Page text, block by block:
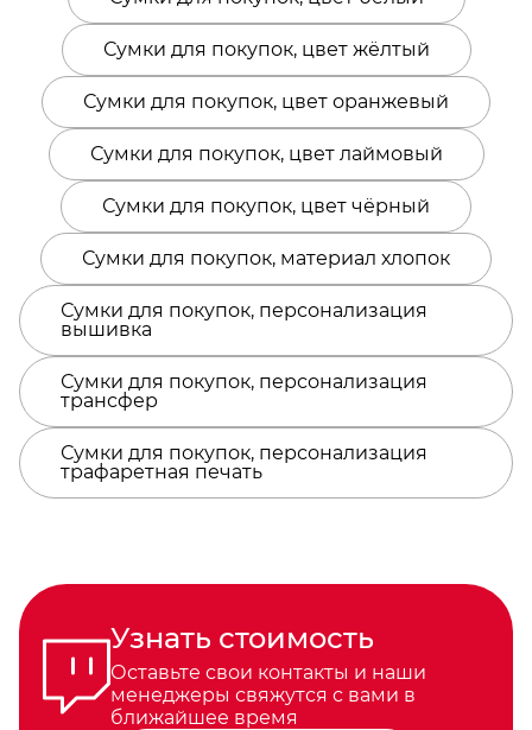
Сумки для покупок, цвет жёлтый
Сумки для покупок, цвет оранжевый
Сумки для покупок, цвет лаймовый
Сумки для покупок, цвет чёрный
Сумки для покупок, материал хлопок
Сумки для покупок, персонализация
вышивка
Сумки для покупок, персонализация
трансфер
Сумки для покупок, персонализация
трафаретная печать
Узнать стоимость
Оставьте свои контакты и наши
менеджеры свяжутся с вами в
ближайшее время